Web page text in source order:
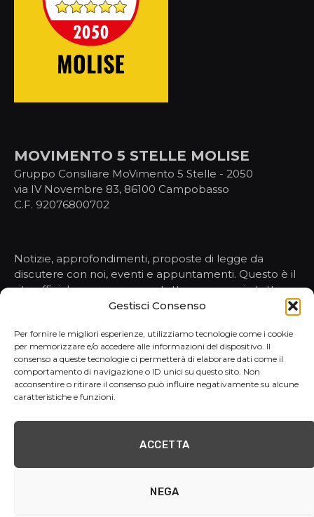
Gestisci Consenso
Per fornire le migliori esperienze, utilizziamo tecnologie come i cookie
per memorizzare e/o accedere alle informazioni del dispositivo. Il
consenso a queste tecnologie ci permetterà di elaborare dati come il
comportamento di navigazione o ID unici su questo sito. Non
acconsentire o ritirare il consenso può influire negativamente su alcune
caratteristiche e funzioni.
ACCETTA
NEGA
MOVIMENTO 5 STELLE MOLISE
Gruppo Consiliare MoVimento 5 Stelle - 2050
via IV Novembre 83, 86100 Campobasso
C.F. 92076800702
Notizie, approfondimenti, proposte di legge da
discutere con noi, eventi e appuntamenti. Questo è il
sito ufficiale per conoscere tutto, ma proprio tutto,
sulle nostre attività nelle istituzioni.
HOMEPAGE
NOTIZIE
PORTAVOCE
REPORT